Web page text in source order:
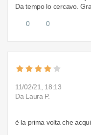
Da tempo lo cercavo.
0 0
11/02/21, 18:13
Da Laura P.
è la prima volta che